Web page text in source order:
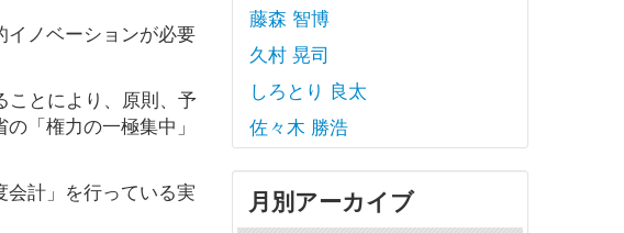
イノベーションが必要
ことにより、原則、予
「権力の一極集中」
計」を行っている実
藤森 智博
久村 晃司
しろとり 良太
佐々木 勝浩
月別アーカイブ